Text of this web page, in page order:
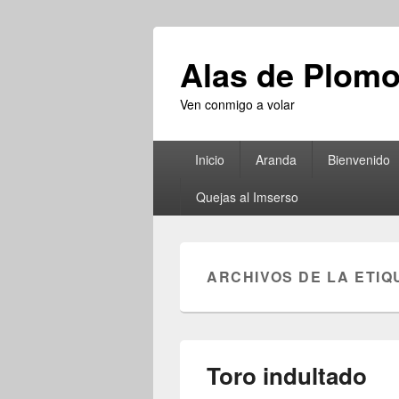
Alas de Plomo
Ven conmigo a volar
principalInicio Aranda Bienvenido
Quejas al Imserso
ARCHIVOS DE LA
Toro indultado